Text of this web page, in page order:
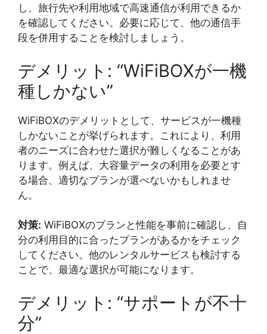
し、旅行先や利用地域で高速通信が利用できるか
を確認してください。必要に応じて、他の通信手
段を併用することを検討しましょう。
デメリット: “WiFiBOXが一機
種しかない”
WiFiBOXのデメリットとして、サービスが一機種
しかないことが挙げられます。これにより、利用
者のニーズに合わせた選択が難しくなることがあ
ります。例えば、大容量データの利用を必要とす
る場合、適切なプランが選べないかもしれませ
ん。
対策: WiFiBOXのプランと性能を事前に確認し、自
分の利用目的に合ったプランがあるかをチェック
してください。他のレンタルサービスも検討する
ことで、最適な選択が可能になります。
デメリット: “サポートが不十
分”